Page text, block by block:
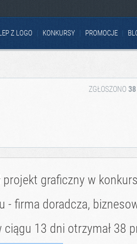
Z LOGO KONKURSY PROMOCJE
ZGŁOSZONO 38
projekt graficzny w
- firma doradcza,
13 dni otrzymał 38